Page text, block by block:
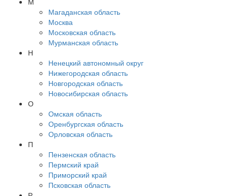
Магаданская область
Москва
Московская область
Мурманская область
Н
Ненецкий автономный округ
Нижегородская область
Новгородская область
Новосибирская область
О
Омская область
Оренбургская область
Орловская область
П
Пензенская область
Пермский край
Приморский край
Псковская область